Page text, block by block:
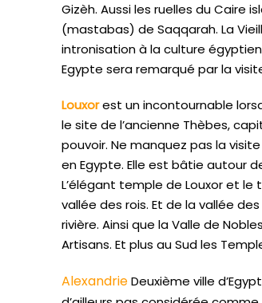
Gizèh. Aussi les ruelles du Caire
(mastabas) de Saqqarah. La
intronisation à la culture
Egypte sera remarqué par la
Louxorest un incontournable
le site de l’ancienne Thèbes,
pouvoir. Ne manquez pas la
en Egypte. Elle est bâtie autour
L’élégant temple de Louxor et
vallée des rois. Et de la vallée
rivière. Ainsi que la Valle de
Artisans. Et plus au Sud les
AlexandrieDeuxième ville